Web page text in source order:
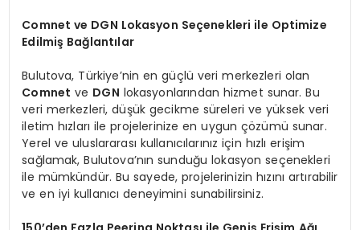
Comnet ve DGN Lokasyon Seçenekleri ile Optimize
Edilmiş Bağlantılar
Bulutova, Türkiye’nin en güçlü veri merkezleri olan
Comnet ve DGN lokasyonlarından hizmet sunar. Bu
veri merkezleri, düşük gecikme süreleri ve yüksek veri
iletim hızları ile projelerinize en uygun çözümü sunar.
Yerel ve uluslararası kullanıcılarınız için hızlı erişim
sağlamak, Bulutova’nın sunduğu lokasyon seçenekleri
ile mümkündür. Bu sayede, projelerinizin hızını artırabilir
ve en iyi kullanıcı deneyimini sunabilirsiniz.